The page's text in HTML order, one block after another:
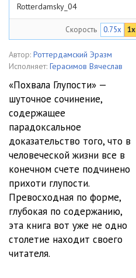
Rotterdamsky_04
Rotterdamsky_05
Rotterdamsky_06
Rotterdamsky_08
Rotterdamsky_09
Rotterdamsky_10
Rotterdamsky_11
Rotterdamsky_12
Rotterdamsky_13
Rotterdamsky_14
Скорость 0.75x 1x
Автор: Роттердамский Эразм
Исполняет: Герасимов Вячеслав
«Похвала Глупости» —
шуточное сочинение,
содержащее
парадоксальное
доказательство того, что в
человеческой жизни все в
конечном счете подчинено
прихоти глупости.
Превосходная по форме,
глубокая по содержанию,
эта книга вот уже не одно
столетие находит своего
читателя.